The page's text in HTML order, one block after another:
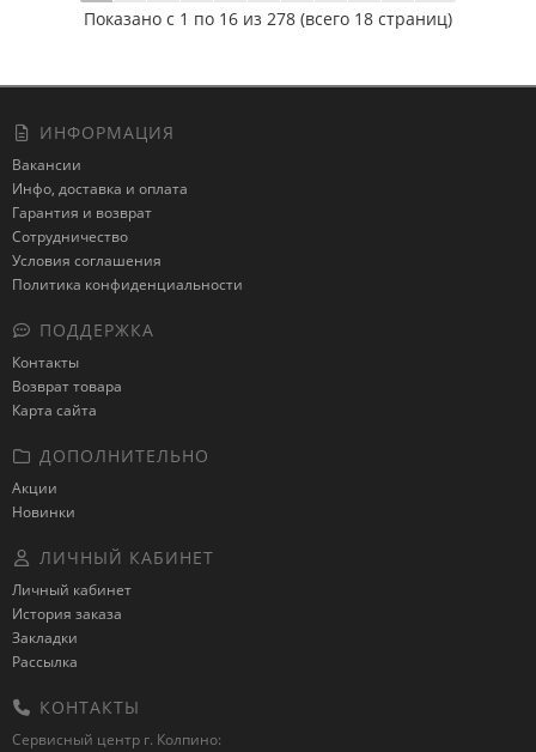
Показано с 1 по 16 из 278 (всего 18 страниц)
ИНФОРМАЦИЯ
Вакансии
Инфо, доставка и оплата
Гарантия и возврат
Сотрудничество
Условия соглашения
Политика конфиденциальности
ПОДДЕРЖКА
Контакты
Возврат товара
Карта сайта
ДОПОЛНИТЕЛЬНО
Акции
Новинки
ЛИЧНЫЙ КАБИНЕТ
Личный кабинет
История заказа
Закладки
Рассылка
КОНТАКТЫ
Сервисный центр г. Колпино: